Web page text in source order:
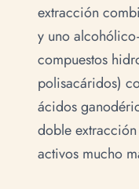
extracción
y uno
compuestos
polisacáridos)
ácidos
doble
activos mucho